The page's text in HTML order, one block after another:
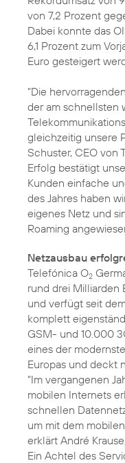
von 7,2 Prozent
Dabei konnte das
6,1 Prozent zum
Euro gesteigert
"Die
der am schnellsten
gleichzeitig unsere
Schuster, CEO von
Erfolg bestätigt
Kunden einfache
des Jahres haben
eigenes Netz und
Roaming
Netzausbau
Telefónica O2
rund drei Milliarden
und verfügt seit
komplett
GSM- und 10.000
eines der
Europas und deckt
"Im vergangenen
mobilen Internets
schnellen
um mit dem
erklärt André
Ein Achtel des